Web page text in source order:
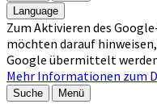
Language
Zum Aktivieren des
möchten darauf
Google übermittelt
Mehr Informationen zum
Suche Menü